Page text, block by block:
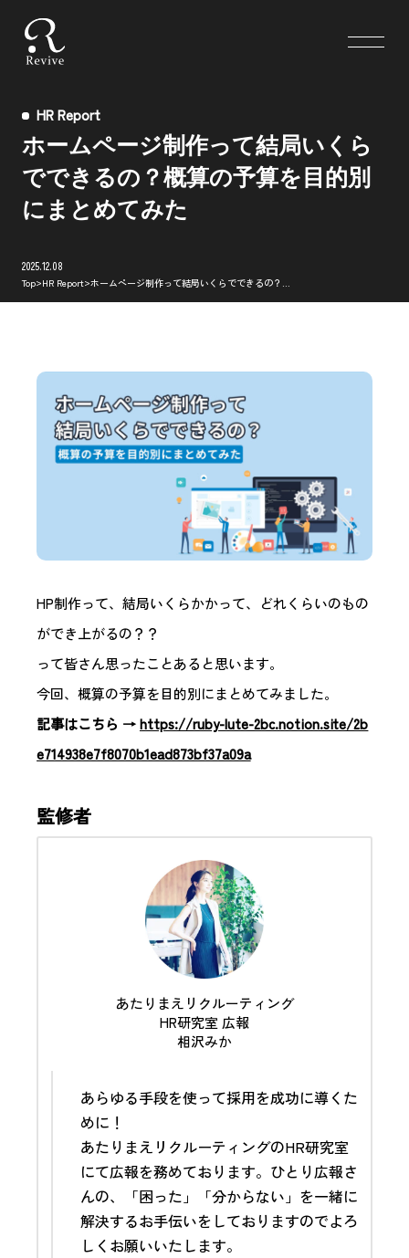
HR Report
ホームページ制作って結局いくら
でできるの？概算の予算を目的別
にまとめてみた
2025.12.08
Top>HR Report>ホームページ制作って結局いくらでできるの？
概算の予算を目的別にまとめてみた
HP制作って、結局いくらかかって、どれくらいのもの
ができ上がるの？？
って皆さん思ったことあると思います。
今回、概算の予算を目的別にまとめてみました。
記事はこちら →https://ruby-lute-2bc.notion.site/2b
e714938e7f8070b1ead873bf37a09a
監修者
あたりまえリクルーティング
HR研究室 広報
相沢みか
あらゆる手段を使って採用を成功に導くた
めに！
あたりまえリクルーティングのHR研究室
にて広報を務めております。ひとり広報さ
んの、「困った」「分からない」を一緒に
解決するお手伝いをしておりますのでよろ
しくお願いいたします。